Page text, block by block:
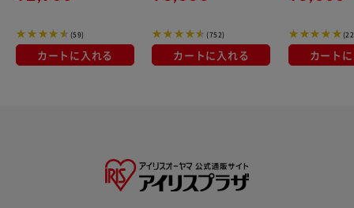
(59)
カートに入れる
(752)
カートに入れる カート